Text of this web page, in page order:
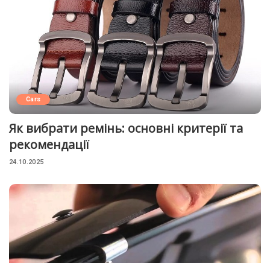
Cars
Як вибрати ремінь: основні критерії та
рекомендації
24.10.2025